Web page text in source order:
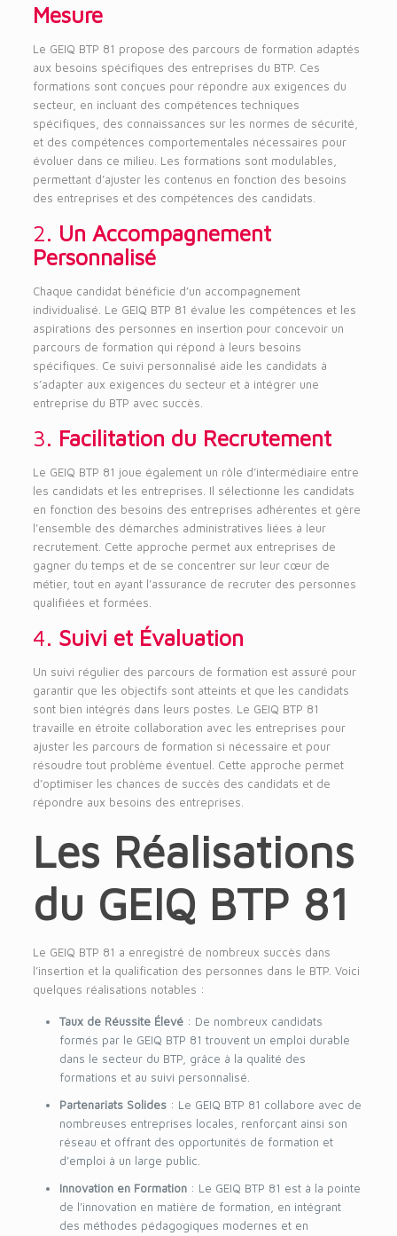
Mesure
Le GEIQ BTP 81 propose des parcours de formation adaptés
aux besoins spécifiques des entreprises du BTP. Ces
formations sont conçues pour répondre aux exigences du
secteur, en incluant des compétences techniques
spécifiques, des connaissances sur les normes de sécurité,
et des compétences comportementales nécessaires pour
évoluer dans ce milieu. Les formations sont modulables,
permettant d’ajuster les contenus en fonction des besoins
des entreprises et des compétences des candidats.
2. Un Accompagnement
Personnalisé
Chaque candidat bénéficie d’un accompagnement
individualisé. Le GEIQ BTP 81 évalue les compétences et les
aspirations des personnes en insertion pour concevoir un
parcours de formation qui répond à leurs besoins
spécifiques. Ce suivi personnalisé aide les candidats à
s’adapter aux exigences du secteur et à intégrer une
entreprise du BTP avec succès.
3. Facilitation du Recrutement
Le GEIQ BTP 81 joue également un rôle d’intermédiaire entre
les candidats et les entreprises. Il sélectionne les candidats
en fonction des besoins des entreprises adhérentes et gère
l’ensemble des démarches administratives liées à leur
recrutement. Cette approche permet aux entreprises de
gagner du temps et de se concentrer sur leur cœur de
métier, tout en ayant l’assurance de recruter des personnes
qualifiées et formées.
4. Suivi et Évaluation
Un suivi régulier des parcours de formation est assuré pour
garantir que les objectifs sont atteints et que les candidats
sont bien intégrés dans leurs postes. Le GEIQ BTP 81
travaille en étroite collaboration avec les entreprises pour
ajuster les parcours de formation si nécessaire et pour
résoudre tout problème éventuel. Cette approche permet
d’optimiser les chances de succès des candidats et de
répondre aux besoins des entreprises.
Les Réalisations
du GEIQ BTP 81
Le GEIQ BTP 81 a enregistré de nombreux succès dans
l’insertion et la qualification des personnes dans le BTP. Voici
quelques réalisations notables :
Taux de Réussite Élevé : De nombreux candidats
formés par le GEIQ BTP 81 trouvent un emploi durable
dans le secteur du BTP, grâce à la qualité des
formations et au suivi personnalisé.
Partenariats Solides : Le GEIQ BTP 81 collabore avec de
nombreuses entreprises locales, renforçant ainsi son
réseau et offrant des opportunités de formation et
d’emploi à un large public.
Innovation en Formation : Le GEIQ BTP 81 est à la pointe
de l’innovation en matière de formation, en intégrant
des méthodes pédagogiques modernes et en